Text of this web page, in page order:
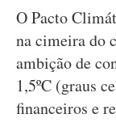
O Pacto
na cimeira do
ambição de
1,5ºC (graus
financeiros e